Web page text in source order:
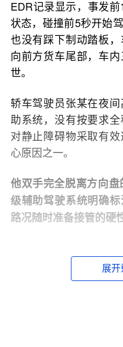
EDR记录显示，事发
状态，碰撞前5秒开始
也没有踩下制动踏板
向前方货车尾部，车
世。
轿车驾驶员张某在夜
助系统，没有按要求
对静止障碍物采取有
心原因之一。
他双手完全脱离方向
级辅助驾驶系统明确
路况随时准备接管的硬
访了解细节，官方回
理局已于5月21日官
展开